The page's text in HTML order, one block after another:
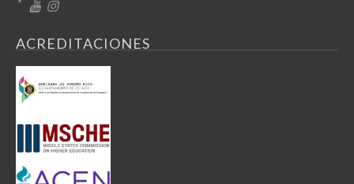
ACREDITACIONES